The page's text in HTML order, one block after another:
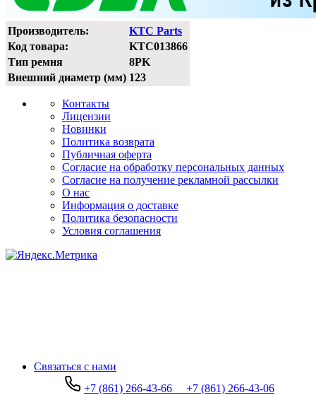
Производитель:
KTC Parts
Код товара:
KTC013866
Тип ремня
8PK
Внешний диаметр (мм) 123
Контакты
Лицензии
Новинки
Политика возврата
Публичная оферта
Согласие на обработку персональных данных
Согласие на получение рекламной рассылки
О нас
Информация о доставке
Политика безопасности
Условия соглашения
Связаться с нами
+7 (861) 266-43-66
+7 (861) 266-43-06